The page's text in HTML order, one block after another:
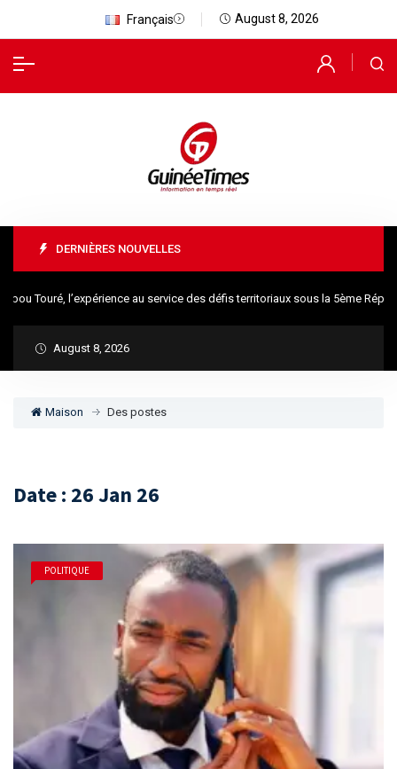
Français August 8, 2026
DERNIÈRES NOUVELLES
Touré, l’expérience au service des défis territoriaux sous la 5ème
August 8, 2026
Maison Des postes
Date : 26 Jan 26
POLITIQUE